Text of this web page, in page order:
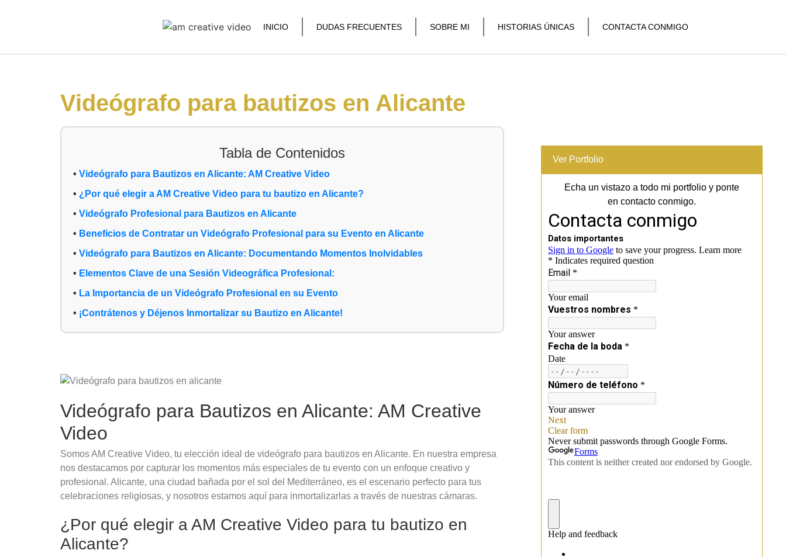
INICIO DUDAS FRECUENTES SOBRE MI HISTORIAS ÚNICAS CONTACTA CONMIGO
Videógrafo para bautizos en Alicante
Tabla de Contenidos
Videógrafo para Bautizos en Alicante: AM Creative Video
¿Por qué elegir a AM Creative Video para tu bautizo en Alicante?
Videógrafo Profesional para Bautizos en Alicante
Beneficios de Contratar un Videógrafo Profesional para su Evento en Alicante
Videógrafo para Bautizos en Alicante: Documentando Momentos Inolvidables
Elementos Clave de una Sesión Videográfica Profesional:
La Importancia de un Videógrafo Profesional en su Evento
¡Contrátenos y Déjenos Inmortalizar su Bautizo en Alicante!
Videógrafo para Bautizos en Alicante: AM Creative
Video
Somos AM Creative Video, tu elección ideal de videógrafo para bautizos en Alicante. En nuestra empresa
nos destacamos por capturar los momentos más especiales de tu evento con un enfoque creativo y
profesional. Alicante, una ciudad bañada por el sol del Mediterráneo, es el escenario perfecto para tus
celebraciones religiosas, y nosotros estamos aquí para inmortalizarlas a través de nuestras cámaras.
¿Por qué elegir a AM Creative Video para tu bautizo en
Alicante?
Ver Portfolio
Echa un vistazo a todo mi portfolio y ponte
en contacto conmigo.